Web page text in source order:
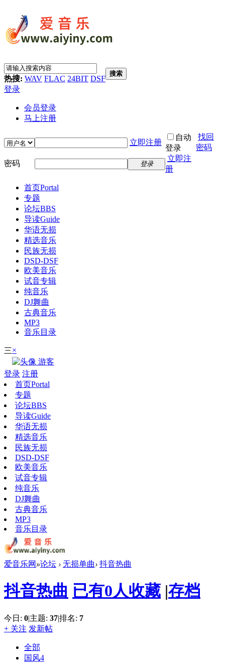
热搜: WAV FLAC 24BIT DSF
搜索
登录
会员登录
马上注册
立即注册
自动
登录
找回
密码
密码
登录
立即注
册
首页Portal
专题
论坛BBS
导读Guide
华语无损
精选音乐
民族无损
DSD-DSF
欧美音乐
试音专辑
纯音乐
DJ舞曲
古典音乐
MP3
音乐目录
三×
游客
登录 注册
首页Portal
专题
论坛BBS
导读Guide
华语无损
精选音乐
民族无损
DSD-DSF
欧美音乐
试音专辑
纯音乐
DJ舞曲
古典音乐
MP3
音乐目录
爱音乐网 »论坛 › 无损单曲› 抖音热曲
抖音热曲 已有0人收藏 |存档
今日: 0|主题: 37|排名: 7
+ 关注 发新帖
全部
国风4